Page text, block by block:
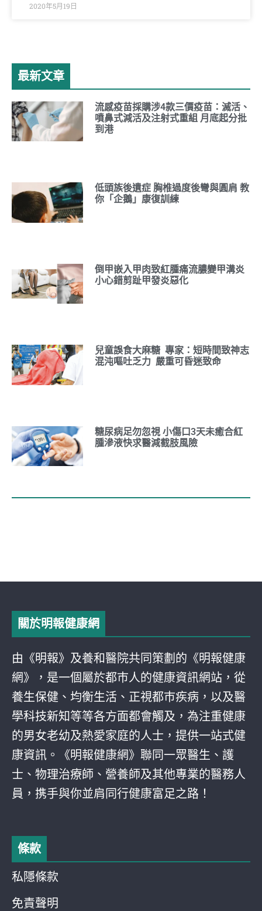
2020年5月19日
最新文章
流感疫苗採購涉4款三價疫苗：滅活、
噴鼻式減活及注射式重組 月底起分批
到港
低頭族後遺症 胸椎過度後彎與圓肩 教
你「企鵝」康復訓練
倒甲嵌入甲肉致紅腫痛流膿變甲溝炎
小心錯剪趾甲發炎惡化
兒童誤食大麻糖 專家：短時間致神志
混沌嘔吐乏力 嚴重可昏迷致命
糖尿病足勿忽視 小傷口3天未癒合紅
腫滲液快求醫減截肢風險
關於明報健康網
由《明報》及養和醫院共同策劃的《明報健康
網》，是一個屬於都巿人的健康資訊網站，從
養生保健、均衡生活、正視都巿疾病，以及醫
學科技新知等等各方面都會觸及，為注重健康
的男女老幼及熱愛家庭的人士，提供一站式健
康資訊。《明報健康網》聯同一眾醫生、護
士、物理治療師、營養師及其他專業的醫務人
員，携手與你並肩同行健康富足之路！
條款
私隱條款
免責聲明